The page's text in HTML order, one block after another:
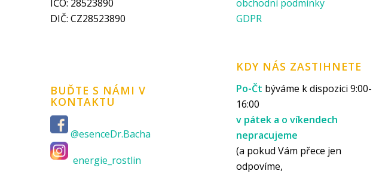
IČO: 28523890
DIČ: CZ28523890
BUĎTE S NÁMI V
KONTAKTU
@esenceDr.Bacha
energie_rostlin
obchodní podmínky
GDPR
KDY NÁS ZASTIHNETE
Po-Čt býváme k dispozici 9:00-
16:00
v pátek a o víkendech
nepracujeme
(a pokud Vám přece jen
odpovíme,